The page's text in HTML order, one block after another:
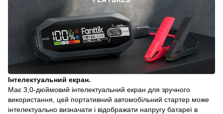
Інтелектуальний екран.
Має 3,0-дюймовий інтелектуальний екран для зручного
використання, цей портативний автомобільний стартер може
інтелектуально визначати і відображати напругу батареї в